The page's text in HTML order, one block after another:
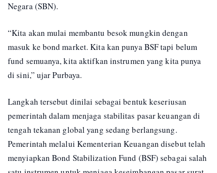
Negara (SBN).
“Kita akan mulai membantu besok mungkin dengan
masuk ke bond market. Kita kan punya BSF tapi belum
fund semuanya, kita aktifkan instrumen yang kita punya
di sini,” ujar Purbaya.
Langkah tersebut dinilai sebagai bentuk keseriusan
pemerintah dalam menjaga stabilitas pasar keuangan di
tengah tekanan global yang sedang berlangsung.
Pemerintah melalui Kementerian Keuangan disebut telah
menyiapkan Bond Stabilization Fund (BSF) sebagai salah